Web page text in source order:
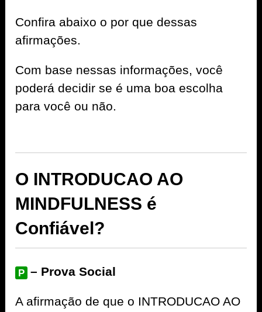
Confira abaixo o por que dessas
afirmações.
Com base nessas informações, você
poderá decidir se é uma boa escolha
para você ou não.
O INTRODUCAO AO
MINDFULNESS é
Confiável?
P – Prova Social
A afirmação de que o INTRODUCAO AO